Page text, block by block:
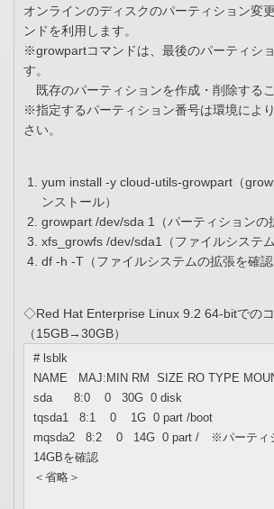
オンラインのディスクのパーティション変
ンドを利用します。
※growpartコマンドは、最後のパーティシ
す。
既存のパーティションを作成・削除するこ
※指定するパーティション番号は環境によ
さい。
yum install -y cloud-utils-growpart（
ンストール）
growpart /dev/sda 1（パーティションの
xfs_growfs /dev/sda1（ファイルシステム
df -h -T（ファイルシステムの拡張を確認
◇Red Hat Enterprise Linux 9.2 64-bitでの
（15GB→30GB）
# lsblk
NAME MAJ:MIN RM SIZE RO TYPE
sda 8:0 0 30G 0 disk
tqsda1 8:1 0 1G 0 part /boot
mqsda2 8:2 0 14G 0 part / ※パーティ
14GBを確認
＜省略＞